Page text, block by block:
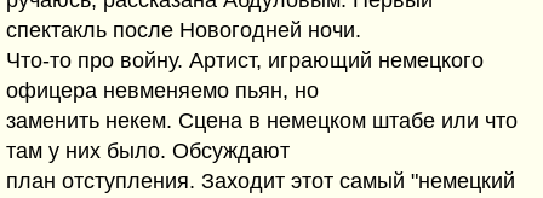
спектакль после Новогодней ночи.
Что-то про войну. Артист, играющий немецкого
офицера невменяемо пьян, но
заменить некем. Сцена в немецком штабе или что
там у них было. Обсуждают
план отступления. Заходит этот самый "немецкий